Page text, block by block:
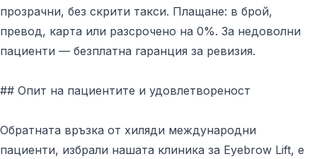
прозрачни, без скрити такси. Плащане: в брой,
превод, карта или разсрочено на 0%. За недоволни
пациенти — безплатна гаранция за ревизия.
## Опит на пациентите и удовлетвореност
Обратната връзка от хиляди международни
пациенти, избрали нашата клиника за Eyebrow Lift, е